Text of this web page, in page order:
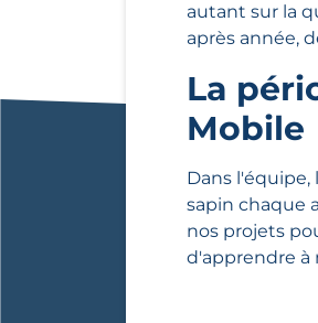
autant sur la
après année,
La
Mobile
Dans
sapin chaque
nos projets
d'apprendre à